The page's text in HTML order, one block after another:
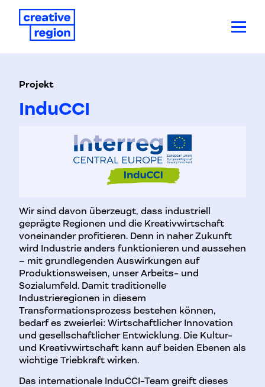
Projekt
InduCCI
Wir sind davon überzeugt, dass industriell
geprägte Regionen und die Kreativwirtschaft
voneinander profitieren. Denn in naher Zukunft
wird Industrie anders funktionieren und aussehen
– mit grundlegenden Auswirkungen auf
Produktionsweisen, unser Arbeits- und
Sozialumfeld. Damit traditionelle
Industrieregionen in diesem
Transformationsprozess bestehen können,
bedarf es zweierlei: Wirtschaftlicher Innovation
und gesellschaftlicher Entwicklung. Die Kultur-
und Kreativwirtschaft kann auf beiden Ebenen als
wichtige Triebkraft wirken.
Das internationale InduCCI-Team greift dieses